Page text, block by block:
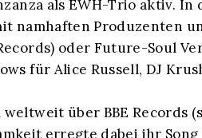
als EWH-Trio aktiv. In
namhaften Produzenten
oder Future-Soul
für Alice Russell, DJ
über BBE Records
erregte dabei ihr Song